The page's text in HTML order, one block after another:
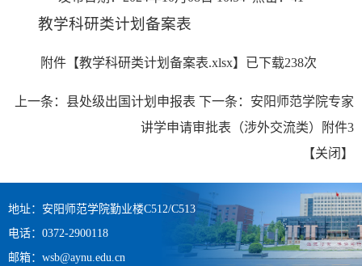
教学科研类计划备案表
附件【教学科研类计划备案表.xlsx】已下载238次
上一条： 县处级出国计划申报表 下一条： 安阳师范学院专家
讲学申请审批表（涉外交流类）附件3
【关闭 】
地址：安阳师范学院勤业楼C512/C513
电话：0372-2900118
邮箱：wsb@aynu.edu.cn